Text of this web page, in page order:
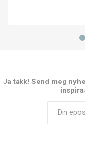
Ja takk! Send meg